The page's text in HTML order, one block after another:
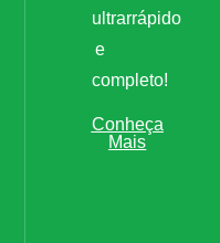
ultrarrápido
e
completo!
Conheça
Mais